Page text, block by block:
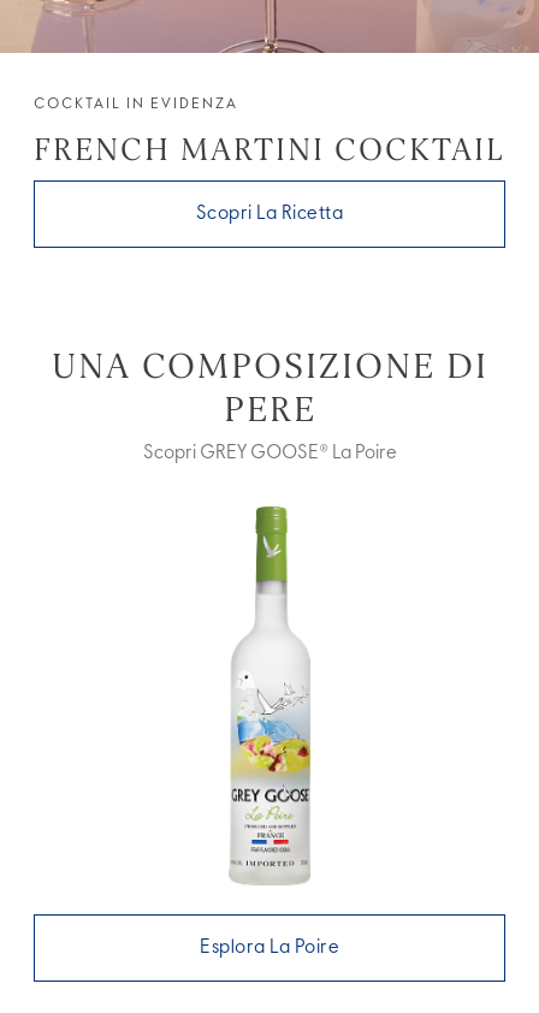
COCKTAIL IN EVIDENZA
FRENCH MARTINI COCKTAIL
Scopri La Ricetta
UNA COMPOSIZIONE DI
PERE
Scopri GREY GOOSE® La Poire
Esplora La Poire